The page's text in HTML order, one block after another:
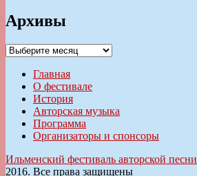
Архивы
Архивы
Главная
О фестивале
История
Авторская музыка
Программа
Организаторы и спонсоры
Ильменский фестиваль авторской песни
2016. Все права защищены